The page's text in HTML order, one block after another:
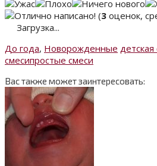
(3 оценок,
Загрузка...
До года, Новорожденные детская
смесипростые смеси
Вас также может заинтересовать: